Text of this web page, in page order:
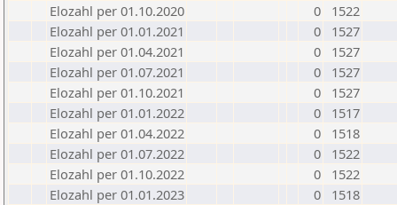
Elozahl per 01.10.2020
0
1522
Elozahl per 01.01.2021
0
1527
Elozahl per 01.04.2021
0
1527
Elozahl per 01.07.2021
0
1527
Elozahl per 01.10.2021
0
1527
Elozahl per 01.01.2022
0
1517
Elozahl per 01.04.2022
0
1518
Elozahl per 01.07.2022
0
1522
Elozahl per 01.10.2022
0
1522
Elozahl per 01.01.2023
0
1518